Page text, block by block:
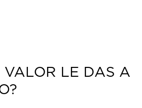
VALOR LE DAS A